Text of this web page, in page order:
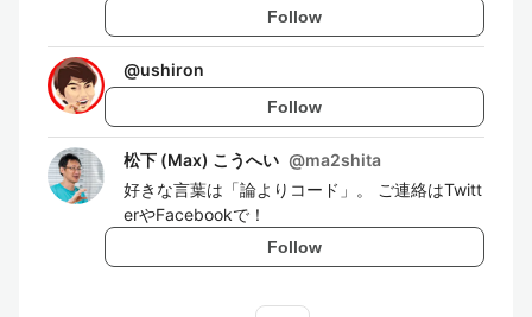
Follow
@ushiron
Follow
松下 (Max) こうへい @ma2shita
好きな言葉は「論よりコード」。 ご連絡はTwitt
erやFacebookで！
Follow